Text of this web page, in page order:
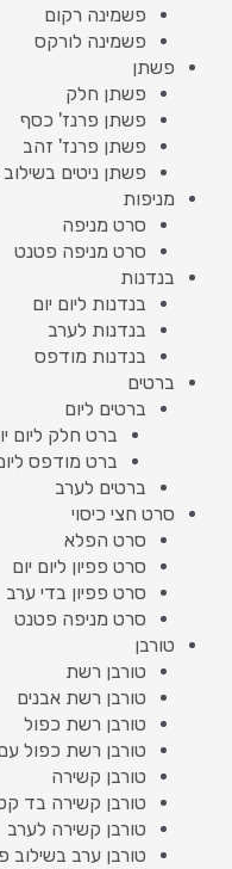
פשמינה רקום
פשמינה לורקס
פשתן
פשתן חלק
פשתן פרנז' כסף
פשתן פרנז' זהב
פשתן ניטים
מניפות
סרט מניפה
סרט מניפה פטנט
בנדנות
בנדנות ליום יום
בנדנות לערב
בנדנות מודפס
ברטים
ברטים ליום
ברט חלק ליום
ברט מודפס
ברטים לערב
סרט חצי כיסוי
סרט הפלא
סרט פפיון ליום יום
סרט פפיון בדי ערב
סרט מניפה פטנט
טורבן
טורבן רשת
טורבן רשת אבנים
טורבן רשת כפול
טורבן רשת כפול
טורבן קשירה
טורבן קשירה בד
טורבן קשירה לערב
טורבן ערב בשילוב